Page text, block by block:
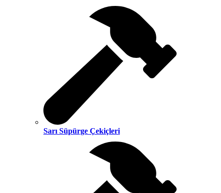
Sarı Süpürge Çekiçleri